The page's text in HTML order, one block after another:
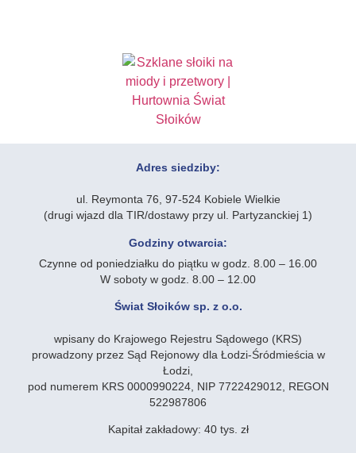
Adres siedziby:
ul. Reymonta 76, 97-524 Kobiele Wielkie
(drugi wjazd dla TIR/dostawy przy ul. Partyzanckiej 1)
Godziny otwarcia:
Czynne od poniedziałku do piątku w godz. 8.00 – 16.00
W soboty w godz. 8.00 – 12.00
Świat Słoików sp. z o.o.
wpisany do Krajowego Rejestru Sądowego (KRS)
prowadzony przez Sąd Rejonowy dla Łodzi-Śródmieścia w
Łodzi,
pod numerem KRS 0000990224, NIP 7722429012, REGON
522987806
Kapitał zakładowy: 40 tys. zł